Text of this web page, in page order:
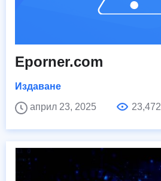
Eporner.com
Издаване
април 23, 2025
23,472